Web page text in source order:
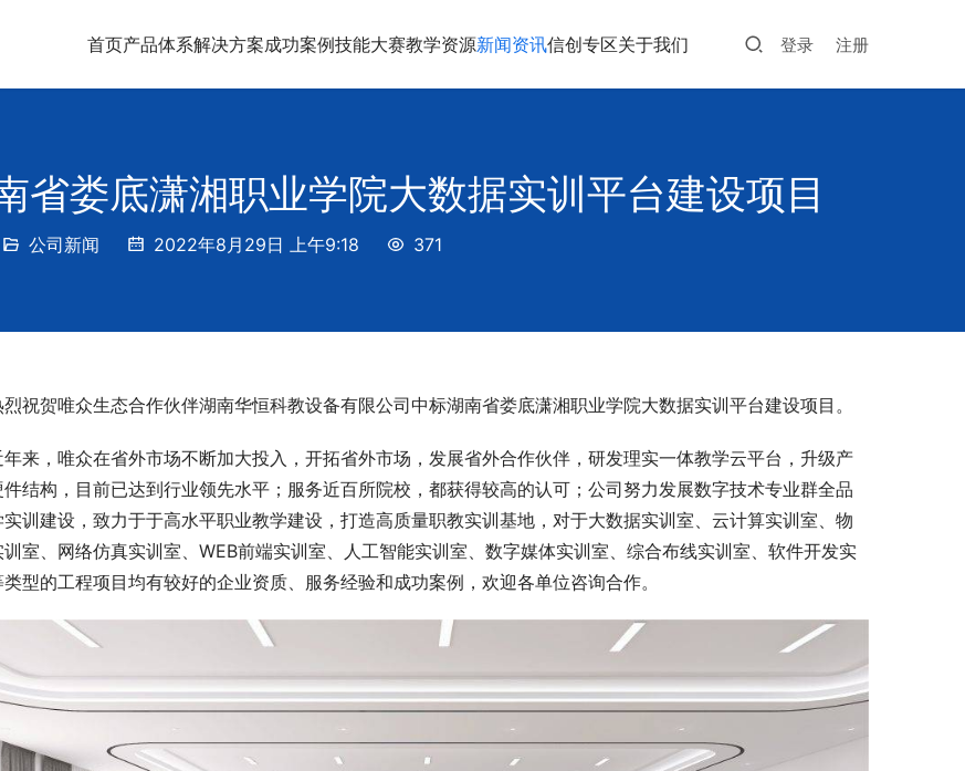
首页产品体系解决方案成功案例技能大赛教学资源新闻资讯信创专区关于我们 登录 注册
省娄底潇湘职业学院大数据实训平台建设项目
公司新闻 2022年8月29日 上午9:18 371
烈祝贺唯众生态合作伙伴湖南华恒科教设备有限公司中标湖南省娄底潇湘职业学院大数据实训平台建设项目。
年来，唯众在省外市场不断加大投入，开拓省外市场，发展省外合作伙伴，研发理实一体教学云平台，升级产
结构，目前已达到行业领先水平；服务近百所院校，都获得较高的认可；公司努力发展数字技术专业群全品
训建设，致力于于高水平职业教学建设，打造高质量职教实训基地，对于大数据实训室、云计算实训室、物
室、网络仿真实训室、WEB前端实训室、人工智能实训室、数字媒体实训室、综合布线实训室、软件开发实
型的工程项目均有较好的企业资质、服务经验和成功案例，欢迎各单位咨询合作。